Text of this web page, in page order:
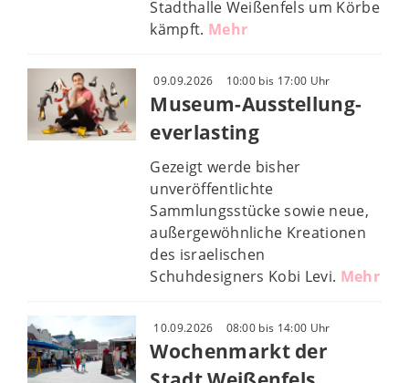
Stadthalle Weißenfels um Körbe
kämpft. Mehr
09.09.2026 10:00 bis 17:00 Uhr
Museum-Ausstellung-
everlasting
Gezeigt werde bisher
unveröffentlichte
Sammlungsstücke sowie neue,
außergewöhnliche Kreationen
des israelischen
Schuhdesigners Kobi Levi. Mehr
10.09.2026 08:00 bis 14:00 Uhr
Wochenmarkt der